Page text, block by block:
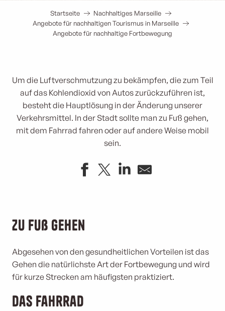
Startseite
Nachhaltiges Marseille
Angebote für nachhaltigen Tourismus in Marseille
Angebote für nachhaltige Fortbewegung
Um die Luftverschmutzung zu bekämpfen, die zum Teil
auf das Kohlendioxid von Autos zurückzuführen ist,
besteht die Hauptlösung in der Änderung unserer
Verkehrsmittel. In der Stadt sollte man zu Fuß gehen,
mit dem Fahrrad fahren oder auf andere Weise mobil
sein.
Zu Fuß gehen
Abgesehen von den gesundheitlichen Vorteilen ist das
Gehen die natürlichste Art der Fortbewegung und wird
für kurze Strecken am häufigsten praktiziert.
Das Fahrrad